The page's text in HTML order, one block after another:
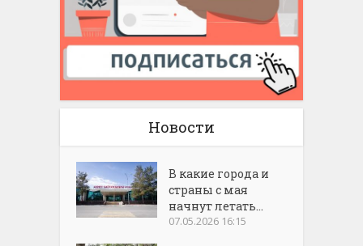
Новости
В какие города и
страны с мая
начнут летать...
07.05.2026 16:15